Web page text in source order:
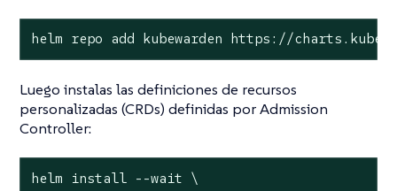
helm repo add kubewarden https://
Luego instalas las definiciones de recursos
personalizadas (CRDs) definidas por Admission
Controller:
helm install --wait \